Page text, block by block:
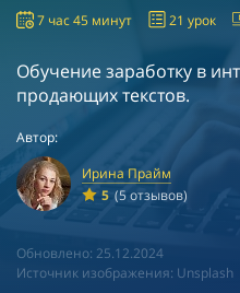
7 час 45 минут 21 урок
Обучение заработку в
продающих текстов.
Автор:
Ирина Прайм
5 (5 отзывов)
Обновлено: 25.12.2024
Источник изображения: Unsplash